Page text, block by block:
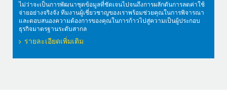
ไม่ว่าจะเป็นการพัฒนาชุดข้อมูลที่ชัดเจนไปจนถึงการผลักดันการลดค่าใช้
จ่ายอย่างจริงจัง ทีมงานผู้เชี่ยวชาญของเราพร้อมช่วยคุณในการพิจารณา
และตอบสนองความต้องการของคุณในการก้าวไปสู่ความเป็นผู้ประกอบ
ธุรกิจมาตรฐานระดับสากล
รายละเอียดเพิ่มเติม